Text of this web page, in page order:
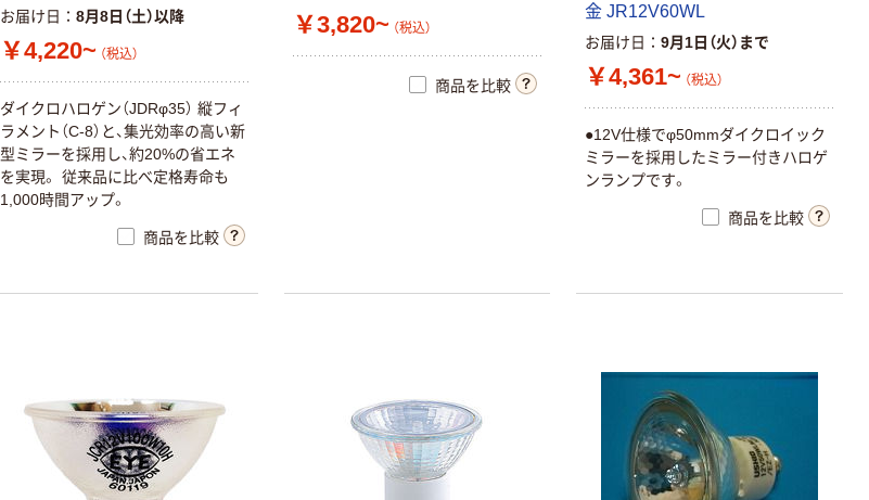
お届け日 8月8日（土）以降
￥4,220~ （税込）
ダイクロハロゲン（JDRφ35） 縦フィ
ラメント（C-8）と、集光効率の高い新
型ミラーを採用し、約20%の省エネ
を実現。 従来品に比べ定格寿命も
1,000時間アップ。
商品を比較
￥3,820~ （税込）
商品を比較
金 JR12V60WL
お届け日 9月1日（火）まで
￥4,361~ （税込）
●12V仕様でφ50mmダイクロイック
ミラーを採用したミラー付きハロゲ
ンランプです。
商品を比較